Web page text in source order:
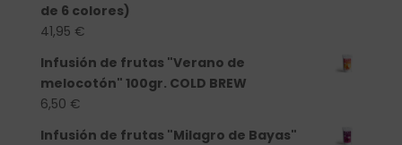
de 6 colores)
41,95 €
Infusión de frutas "Verano de
melocotón" 100gr. COLD BREW
6,50 €
Infusión de frutas "Milagro de Bayas"